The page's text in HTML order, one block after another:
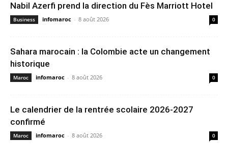
Nabil Azerfi prend la direction du Fès Marriott Hotel
Business infomaroc - 8 août 2026 0
Sahara marocain : la Colombie acte un changement
historique
Maroc infomaroc - 8 août 2026 0
Le calendrier de la rentrée scolaire 2026-2027
confirmé
Maroc infomaroc - 8 août 2026 0